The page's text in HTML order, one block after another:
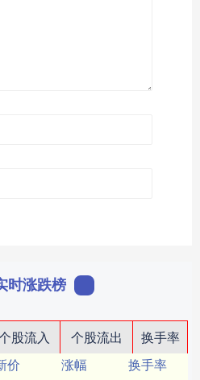
时涨跌榜
股流入 个股流出
换手率
价 涨幅
换手率